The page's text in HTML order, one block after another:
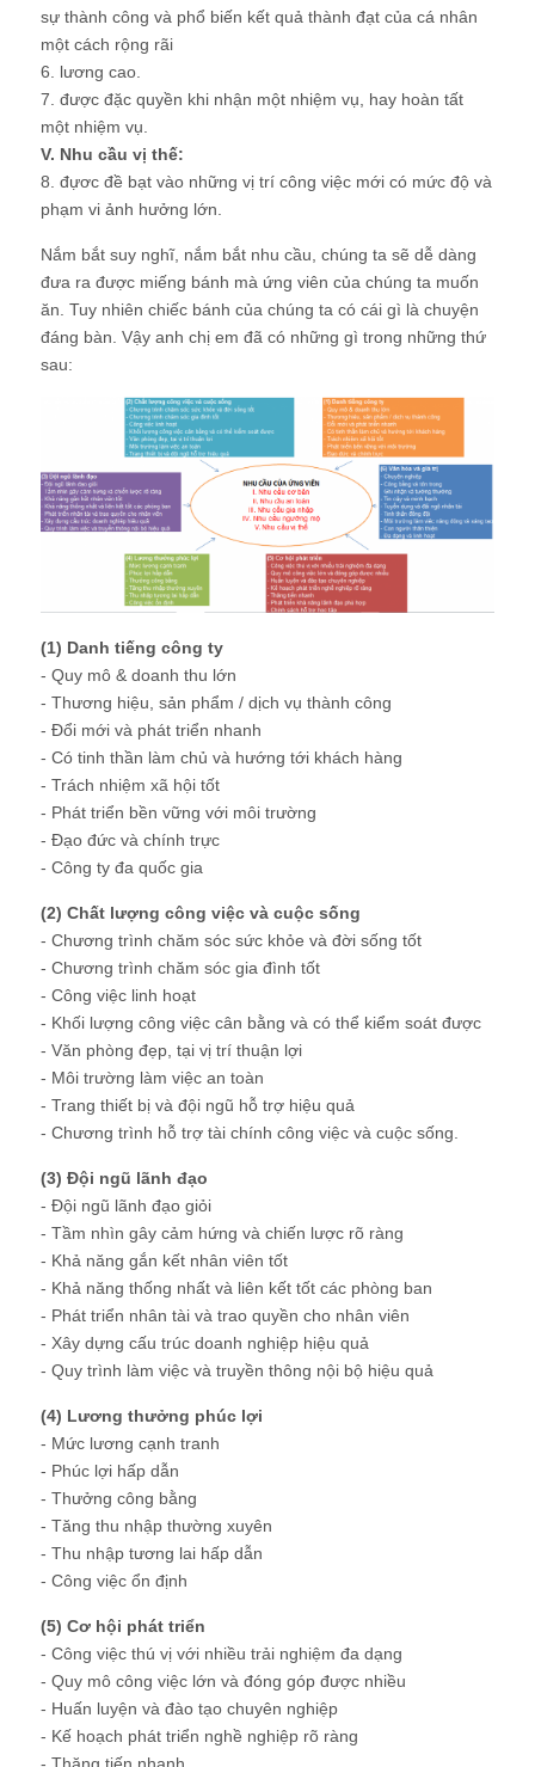
sự thành công và phổ biến kết quả thành đạt của cá nhân
một cách rộng rãi
6. lương cao.
7. được đặc quyền khi nhận một nhiệm vụ, hay hoàn tất
một nhiệm vụ.
V. Nhu cầu vị thế:
8. đựơc đề bạt vào những vị trí công việc mới có mức độ và
phạm vi ảnh hưởng lớn.
Nắm bắt suy nghĩ, nắm bắt nhu cầu, chúng ta sẽ dễ dàng
đưa ra được miếng bánh mà ứng viên của chúng ta muốn
ăn. Tuy nhiên chiếc bánh của chúng ta có cái gì là chuyện
đáng bàn. Vậy anh chị em đã có những gì trong những thứ
sau:
(1) Danh tiếng công ty
- Quy mô & doanh thu lớn
- Thương hiệu, sản phẩm / dịch vụ thành công
- Đổi mới và phát triển nhanh
- Có tinh thần làm chủ và hướng tới khách hàng
- Trách nhiệm xã hội tốt
- Phát triển bền vững với môi trường
- Đạo đức và chính trực
- Công ty đa quốc gia
(2) Chất lượng công việc và cuộc sống
- Chương trình chăm sóc sức khỏe và đời sống tốt
- Chương trình chăm sóc gia đình tốt
- Công việc linh hoạt
- Khối lượng công việc cân bằng và có thể kiểm soát được
- Văn phòng đẹp, tại vị trí thuận lợi
- Môi trường làm việc an toàn
- Trang thiết bị và đội ngũ hỗ trợ hiệu quả
- Chương trình hỗ trợ tài chính công việc và cuộc sống.
(3) Đội ngũ lãnh đạo
- Đội ngũ lãnh đạo giỏi
- Tầm nhìn gây cảm hứng và chiến lược rõ ràng
- Khả năng gắn kết nhân viên tốt
- Khả năng thống nhất và liên kết tốt các phòng ban
- Phát triển nhân tài và trao quyền cho nhân viên
- Xây dựng cấu trúc doanh nghiệp hiệu quả
- Quy trình làm việc và truyền thông nội bộ hiệu quả
(4) Lương thưởng phúc lợi
- Mức lương cạnh tranh
- Phúc lợi hấp dẫn
- Thưởng công bằng
- Tăng thu nhập thường xuyên
- Thu nhập tương lai hấp dẫn
- Công việc ổn định
(5) Cơ hội phát triển
- Công việc thú vị với nhiều trải nghiệm đa dạng
- Quy mô công việc lớn và đóng góp được nhiều
- Huấn luyện và đào tạo chuyên nghiệp
- Kế hoạch phát triển nghề nghiệp rõ ràng